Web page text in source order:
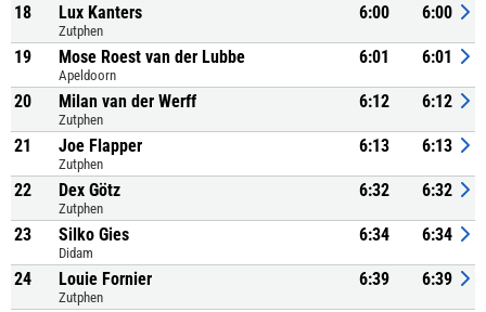
18 Lux Kanters
Zutphen
6:00 6:00
19 Mose Roest van der Lubbe
Apeldoorn
6:01 6:01
20 Milan van der Werff
Zutphen
6:12 6:12
21 Joe Flapper
Zutphen
6:13 6:13
22 Dex Götz
Zutphen
6:32 6:32
23 Silko Gies
Didam
6:34 6:34
24 Louie Fornier
Zutphen
6:39 6:39